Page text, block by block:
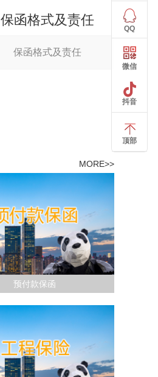
保函格式及责任
保函格式及责任
MORE>>
预付款保函
QQ
微信
抖音
顶部